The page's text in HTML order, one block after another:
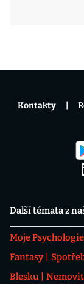
Další témata z
Moje Psychologie
Fantasy
Blesku
Kontakty